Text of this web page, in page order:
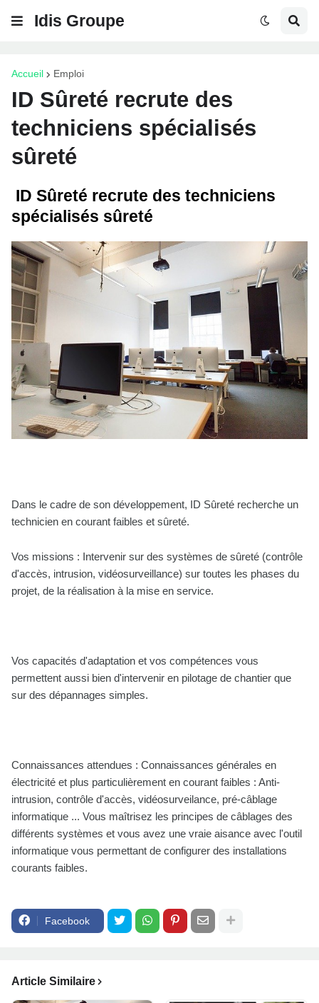
Idis Groupe
Accueil Emploi
ID Sûreté recrute des
techniciens spécialisés
sûreté
ID Sûreté recrute des techniciens
spécialisés sûreté
Dans le cadre de son développement, ID Sûreté recherche un
technicien en courant faibles et sûreté.
Vos missions : Intervenir sur des systèmes de sûreté (contrôle
d'accès, intrusion, vidéosurveillance) sur toutes les phases du
projet, de la réalisation à la mise en service.
Vos capacités d'adaptation et vos compétences vous
permettent aussi bien d'intervenir en pilotage de chantier que
sur des dépannages simples.
Connaissances attendues : Connaissances générales en
électricité et plus particulièrement en courant faibles : Anti-
intrusion, contrôle d'accès, vidéosurveilance, pré-câblage
informatique ... Vous maîtrisez les principes de câblages des
différents systèmes et vous avez une vraie aisance avec l'outil
informatique vous permettant de configurer des installations
courants faibles.
Facebook
Article Similaire